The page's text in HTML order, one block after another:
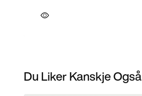
Du Liker Kanskje Også